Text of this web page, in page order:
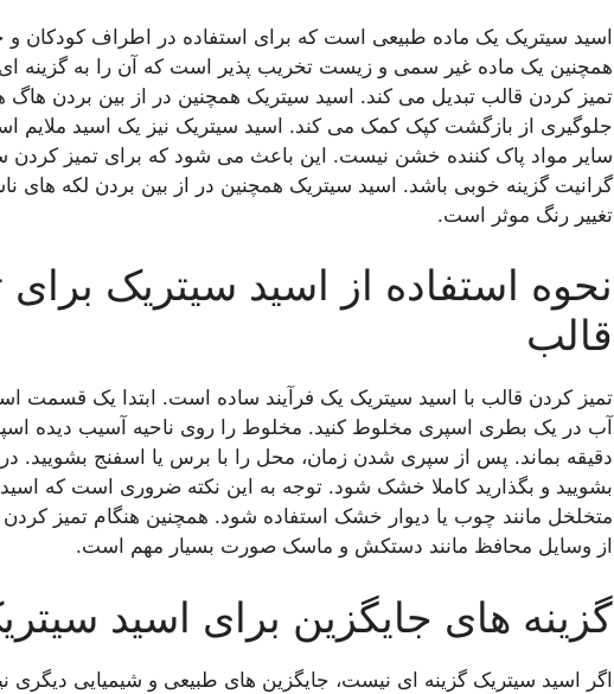
اسید سیتریک یک ماده طبیعی است که برای استفاده در اطراف کودکان
همچنین یک ماده غیر سمی و زیست تخریب پذیر است که آن را به گزینه
تمیز کردن قالب تبدیل می کند. اسید سیتریک همچنین در از بین بردن
جلوگیری از بازگشت کپک کمک می کند. اسید سیتریک نیز یک اسید ملایم
سایر مواد پاک کننده خشن نیست. این باعث می شود که برای تمیز
گرانیت گزینه خوبی باشد. اسید سیتریک همچنین در از بین بردن لکه های
تغییر رنگ موثر است.
نحوه استفاده از اسید سیتریک
قالب
تمیز کردن قالب با اسید سیتریک یک فرآیند ساده است. ابتدا یک قسمت
دقیقه بماند. پس از سپری شدن زمان، محل را با برس یا اسفنج بشویید. در
بشویید و بگذارید کاملا خشک شود. توجه به این نکته ضروری است که
متخلخل مانند چوب یا دیوار خشک استفاده شود. همچنین هنگام تمیز کردن
از وسایل محافظ مانند دستکش و ماسک صورت بسیار مهم است.
گزینه های جایگزین برای اسید
اگر اسید سیتریک گزینه ای نیست، جایگزین های طبیعی و شیمیایی دیگری